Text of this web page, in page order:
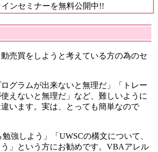
ンセミナーを無料公開中!!
売買をしようと考えている方の為のセ
グラムが出来ないと無理だ」「トレー
えないと無理だ」など、難しいように
います。実は、とっても簡単なので
勉強しよう」「UWSCの構文について、
」という方にお勧めです。VBAアレル